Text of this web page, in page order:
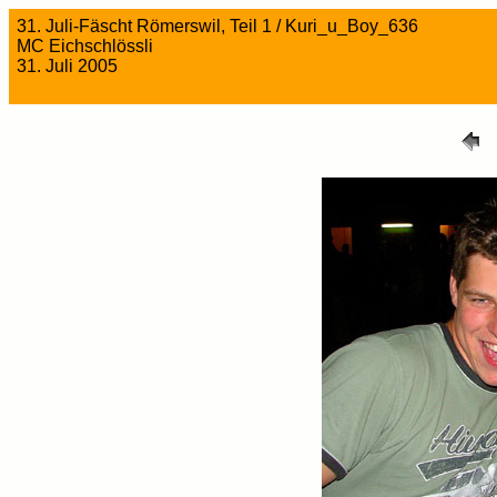
31. Juli-Fäscht Römerswil, Teil 1 / Kuri_u_Boy_636
MC Eichschlössli
31. Juli 2005